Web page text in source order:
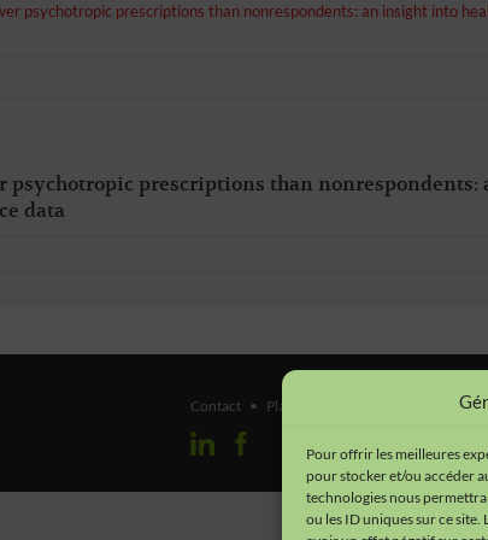
Pour offrir les meilleures
pour stocker et/ou accéder
technologies nous
ou les ID uniques sur ce
psychotropic prescriptions than nonrespondents: an insight into
psychotropic prescriptions than
data
Contact • Plan du site Mentions légales •